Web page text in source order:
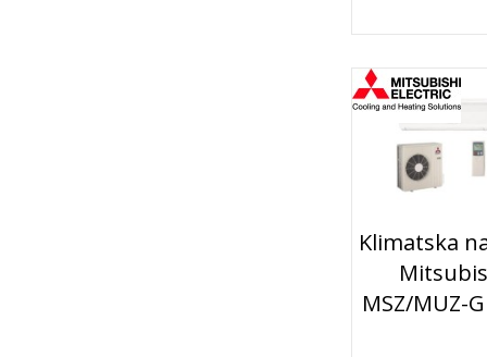
Klimatska
MSZ/MUZ-